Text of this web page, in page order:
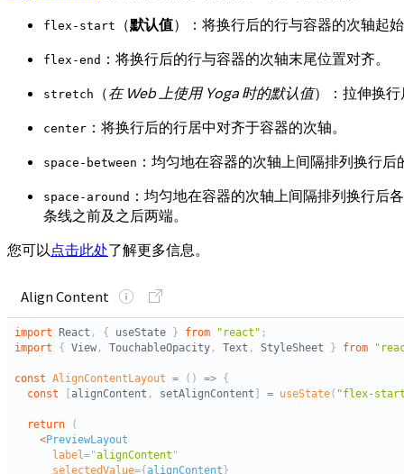
flex-start （默认值）：将换行后的行与容器的次轴起
flex-end ：将换行后的行与容器的次轴末尾位置对齐。
stretch （在 Web 上使用 Yoga 时的默认值）：拉伸换
center ：将换行后的行居中对齐于容器的次轴。
space-between ：均匀地在容器的次轴上间隔排列换行
space-around ：均匀地在容器的次轴上间隔排列换行后
条线之前及之后两端。
您可以 点击此处了解更多信息。